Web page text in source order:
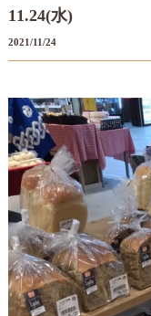
11.24(水)
2021/11/24